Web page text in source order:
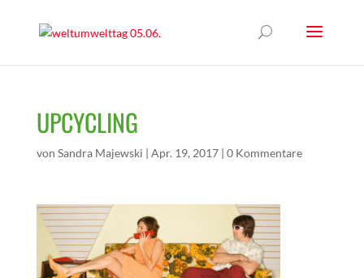
UPCYCLING
von Sandra Majewski | Apr. 19, 2017| 0 Kommentare